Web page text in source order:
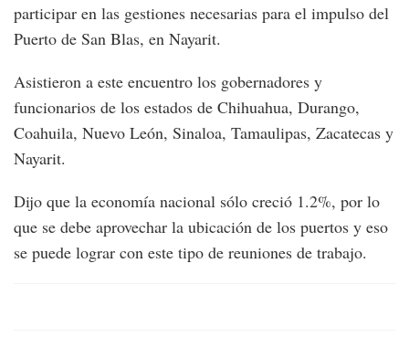
participar en las gestiones necesarias para el impulso del
Puerto de San Blas, en Nayarit.
Asistieron a este encuentro los gobernadores y
funcionarios de los estados de Chihuahua, Durango,
Coahuila, Nuevo León, Sinaloa, Tamaulipas, Zacatecas y
Nayarit.
Dijo que la economía nacional sólo creció 1.2%, por lo
que se debe aprovechar la ubicación de los puertos y eso
se puede lograr con este tipo de reuniones de trabajo.